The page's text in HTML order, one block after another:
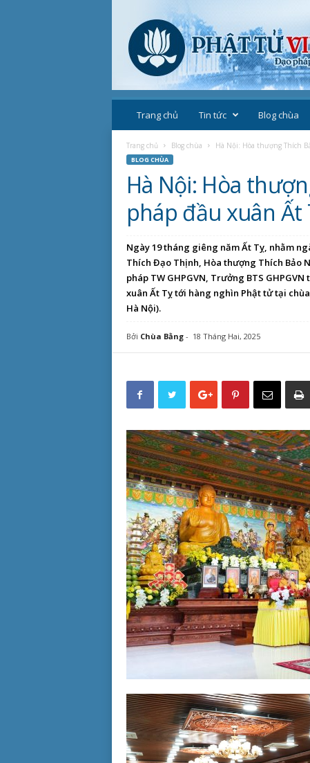
Trang chủ Tin tức Blog chùa
Trang chủ Blog chùa Hà Nội: Hòa thượng Thích
BLOG CHÙA
Hà Nội: Hòa
pháp đầu xuân Ất
Ngày 19 tháng giêng năm Ất Tỵ, nhằm
Thích Đạo Thịnh, Hòa thượng Thích Bảo
pháp TW GHPGVN, Trưởng BTS
xuân Ất Tỵ tới hàng nghìn Phật tử tại
Hà Nội).
Bởi Chùa Bằng- 18 Tháng Hai, 2025